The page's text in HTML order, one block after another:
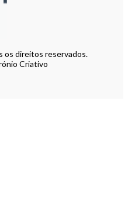
os direitos reservados.
Criativo